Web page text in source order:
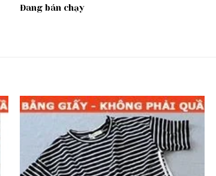
Đang bán chạy
Add to
wishlist